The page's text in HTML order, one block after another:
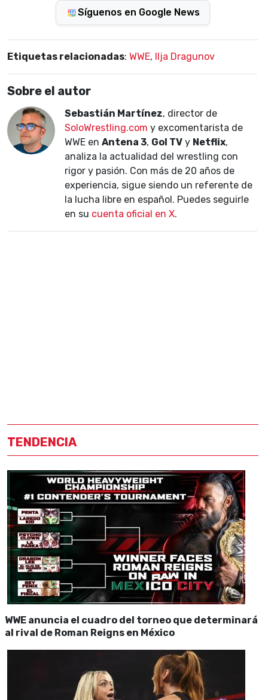
Síguenos en Google News
Etiquetas relacionadas: WWE, Ilja Dragunov
Sobre el autor
Sebastián Martínez, director de
SoloWrestling.com y excomentarista de
WWE en Antena 3, Gol TV y Netflix,
analiza la actualidad del wrestling con
rigor y pasión. Con más de 20 años de
experiencia, sigue siendo un referente de
la lucha libre en español. Puedes seguirle
en su cuenta oficial en X.
TENDENCIA
WWE anuncia el cuadro del torneo que determinará
al rival de Roman Reigns en México